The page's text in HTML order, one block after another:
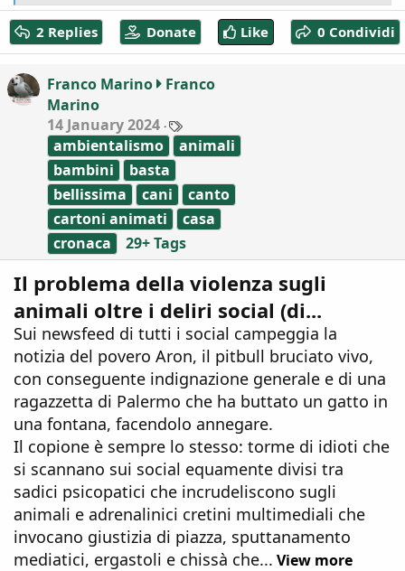
c
t
i
n
2 Replies Donate Like 0 Condividi
Franco Marino
Franco
Marino
14 January 2024
a
g
ambientalismo
animali
bambini
basta
bellissima
cani
canto
cartoni animati
casa
cronaca
29+ Tags
Il problema della violenza sugli
animali oltre i deliri social (di...
Sui newsfeed di tutti i social campeggia la
notizia del povero Aron, il pitbull bruciato vivo,
con conseguente indignazione generale e di una
ragazzetta di Palermo che ha buttato un gatto in
una fontana, facendolo annegare.
Il copione è sempre lo stesso: torme di idioti che
si scannano sui social equamente divisi tra
sadici psicopatici che incrudeliscono sugli
animali e adrenalinici cretini multimediali che
invocano giustizia di piazza, sputtanamento
mediatici, ergastoli e chissà che... View more